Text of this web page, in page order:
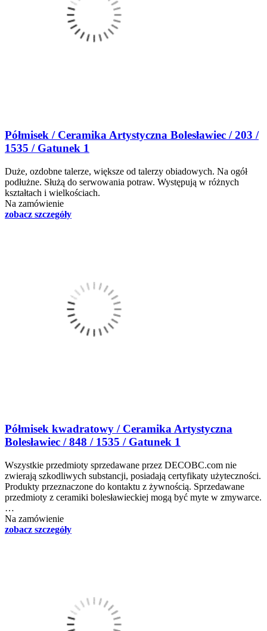
Półmisek / Ceramika Artystyczna Bolesławiec / 203 /
1535 / Gatunek 1
Duże, ozdobne talerze, większe od talerzy obiadowych. Na ogół
podłużne. Służą do serwowania potraw. Występują w różnych
kształtach i wielkościach.
Na zamówienie
zobacz szczegóły
Półmisek kwadratowy / Ceramika Artystyczna
Bolesławiec / 848 / 1535 / Gatunek 1
Wszystkie przedmioty sprzedawane przez DECOBC.com nie
zwierają szkodliwych substancji, posiadają certyfikaty użyteczności.
Produkty przeznaczone do kontaktu z żywnością. Sprzedawane
przedmioty z ceramiki bolesławieckiej mogą być myte w zmywarce.
…
Na zamówienie
zobacz szczegóły